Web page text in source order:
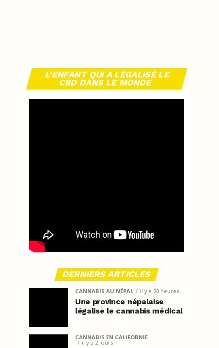
L’ENFANT QUI A LÉGALISÉ LE
CBD DANS LE MONDE
DERNIERS ARTICLES
CANNABIS AU NÉPAL il y a 20 heures
Une province népalaise
légalise le cannabis médical
CANNABIS EN CALIFORNIE
il y a 2 jours